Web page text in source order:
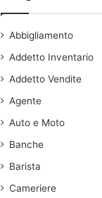
Abbigliamento
Addetto Inventario
Addetto Vendite
Agente
Auto e Moto
Banche
Barista
Cameriere